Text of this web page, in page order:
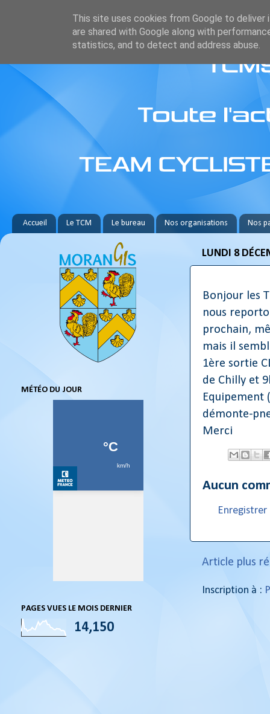
Accueil Le TCM Le bureau Nos organisations Nos
LUNDI 8
Bonjour les
nous
prochain,
mais il
1ère sortie
de Chilly et
Equipement
démonte-
Merci
Aucun
Article plus
Inscription à :
MÉTÉO DU JOUR
PAGES VUES LE MOIS DERNIER
14,150
This site uses cookies from Google to deliver
are shared with Google along with
statistics, and to detect and address abuse.